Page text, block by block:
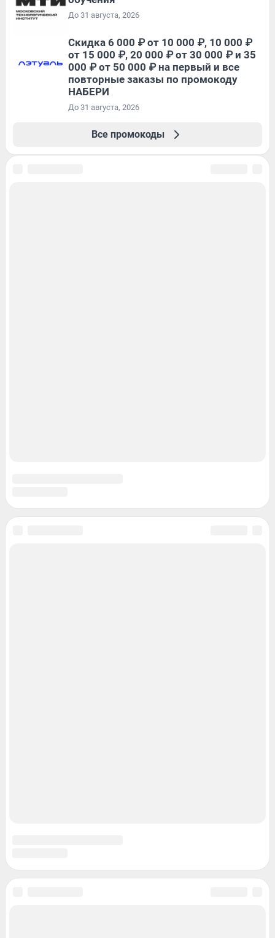
До 31 августа, 2026
Скидка 6 000 ₽ от 10 000 ₽, 10 000 ₽
от 15 000 ₽, 20 000 ₽ от 30 000 ₽ и 35
000 ₽ от 50 000 ₽ на первый и все
повторные заказы по промокоду
НАБЕРИ
До 31 августа, 2026
Все промокоды